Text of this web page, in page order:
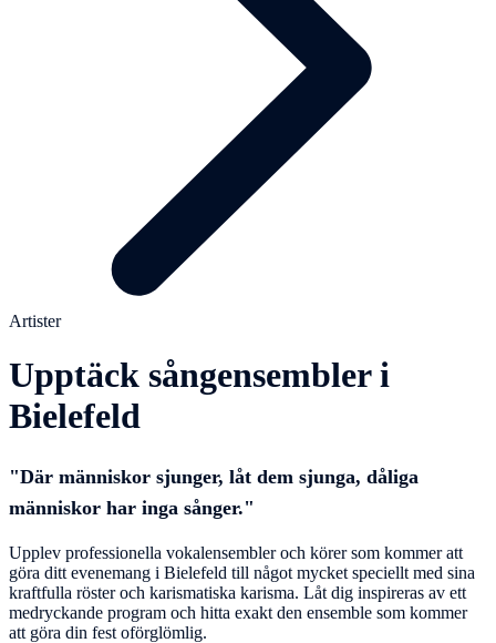
Artister
Upptäck sångensembler i
Bielefeld
"Där människor sjunger, låt dem sjunga, dåliga
människor har inga sånger."
Upplev professionella vokalensembler och körer som kommer att
göra ditt evenemang i Bielefeld till något mycket speciellt med sina
kraftfulla röster och karismatiska karisma. Låt dig inspireras av ett
medryckande program och hitta exakt den ensemble som kommer
att göra din fest oförglömlig.